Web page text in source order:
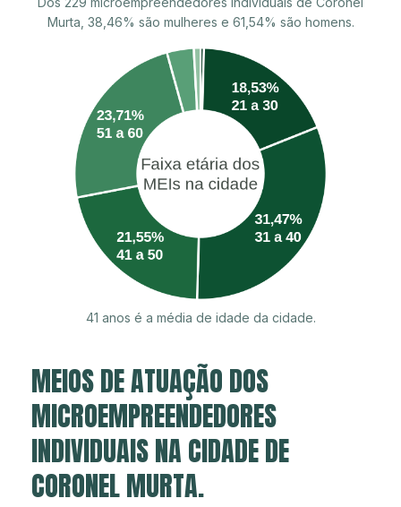
Murta, 38,46% são mulheres e 61,54% são homens.
41 anos é a média de idade da cidade.
MEIOS DE ATUAÇÃO DOS
MICROEMPREENDEDORES
INDIVIDUAIS NA CIDADE DE
CORONEL MURTA.